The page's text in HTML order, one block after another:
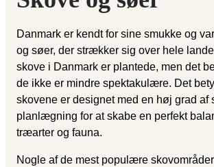
Danmark er kendt for sine smukke og
og søer, der strækker sig over hele
skove i Danmark er plantede, men det
de ikke er mindre spektakulære. Det
skovene er designet med en høj grad af
planlægning for at skabe en perfekt
træarter og fauna.
Nogle af de mest populære